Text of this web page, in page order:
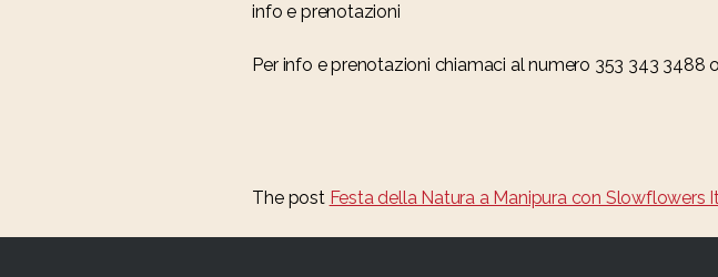
info e prenotazioni
Per info e prenotazioni chiamaci al numero 353 343 3488
The post Festa della Natura a Manipura con Slowflowers